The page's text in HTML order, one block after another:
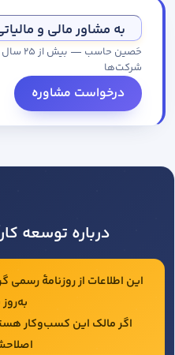
به مشاور مالی و
حَصین
شرکت‌ها
درخواست مشاوره
درباره توسعه
این اطلاعات از روزنامهٔ
اگر مالک این کسب‌وکار